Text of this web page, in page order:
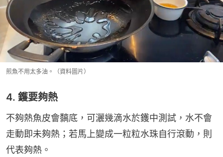
煎魚不用太多油。（資料圖片）
4. 鑊要夠熱
不夠熱魚皮會黐底，可灑幾滴水於鑊中測試，水不會
走動即未夠熱；若馬上變成一粒粒水珠自行滾動，則
代表夠熱。